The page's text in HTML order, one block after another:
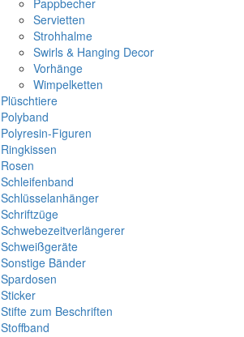
Servietten
Strohhalme
Swirls & Hanging Decor
Vorhänge
Wimpelketten
Plüschtiere
Polyband
Polyresin-Figuren
Ringkissen
Rosen
Schleifenband
Schlüsselanhänger
Schriftzüge
Schwebezeitverlängerer
Schweißgeräte
Sonstige Bänder
Spardosen
Sticker
Stifte zum Beschriften
Stoffband